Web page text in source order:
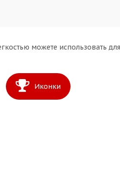
можете использовать
Иконки